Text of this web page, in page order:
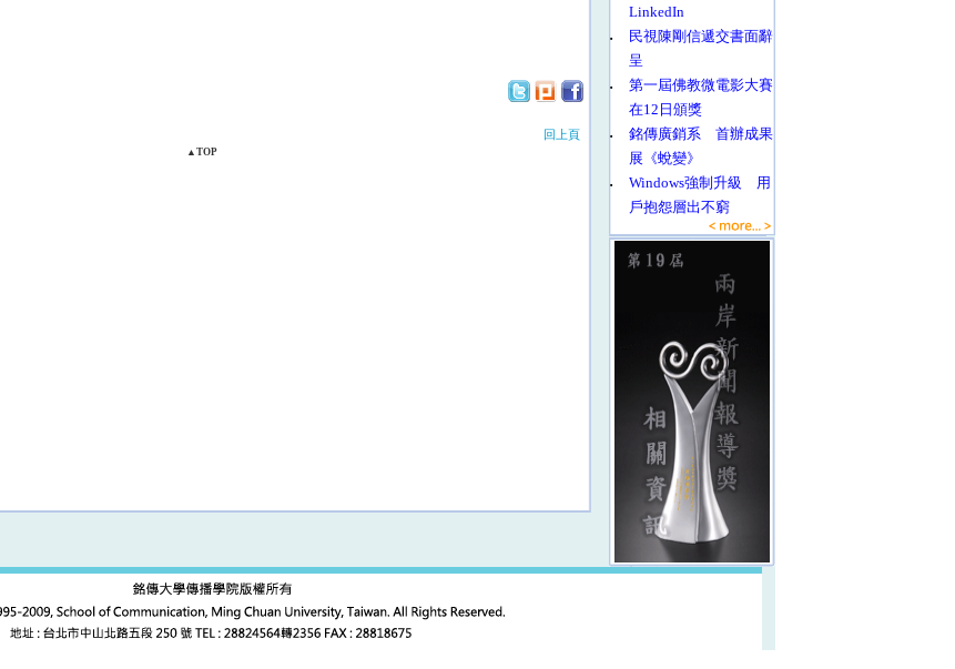
回上頁
▲TOP
LinkedIn
‧
民視陳剛信遞交書面辭
呈
‧
第一屆佛教微電影大賽
在12日頒獎
‧
銘傳廣銷系 首辦成果
展《蛻變》
‧
Windows強制升級 用
戶抱怨層出不窮